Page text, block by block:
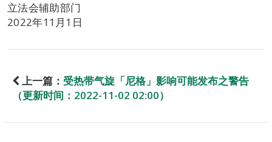
立法会辅助部门
2022年11月1日
上一篇： 受热带气旋「尼格」影响可能发布之警告
（更新时间：2022-11-02 02:00）